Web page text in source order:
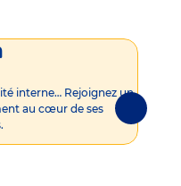
interne… Rejoignez un
au cœur de ses